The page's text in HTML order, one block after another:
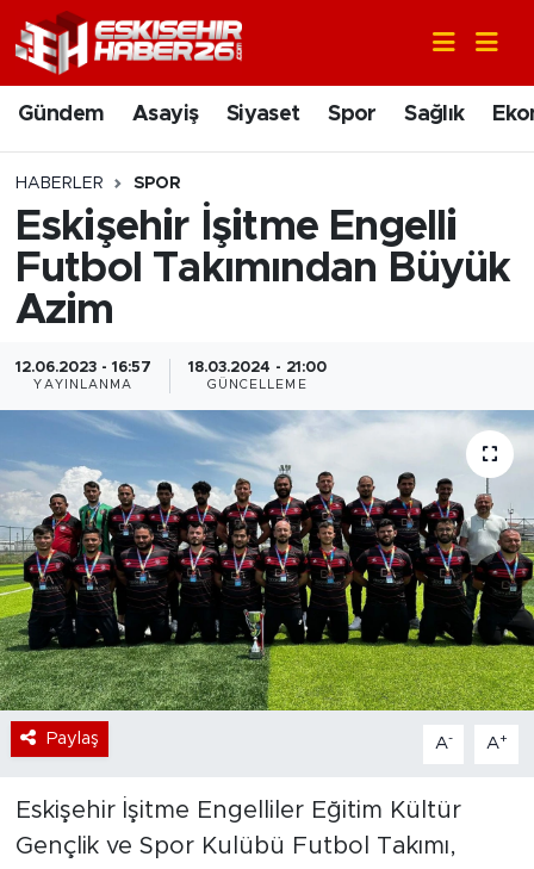
Gündem Asayiş Siyaset Spor Sağlık
HABERLER SPOR
Eskişehir İşitme Engelli
Futbol Takımından Büyük
Azim
12.06.2023 - 16:57
YAYINLANMA
18.03.2024 - 21:00
GÜNCELLEME
Paylaş A- A+
Eskişehir İşitme Engelliler Eğitim Kültür
Gençlik ve Spor Kulübü Futbol Takımı,
Gündem
Asayiş
Siyaset
Spor
Ekonomi
Eğitim
Sanat
Bölge
Teknoloji
Magazin
Dünya
Sektör
Nöbetçi Eczaneler
Hava Durumu
Trafik Durumu
Süper Lig Puan Durumu ve Fikstür
Son Dakika Haberleri
Haber Arşivi